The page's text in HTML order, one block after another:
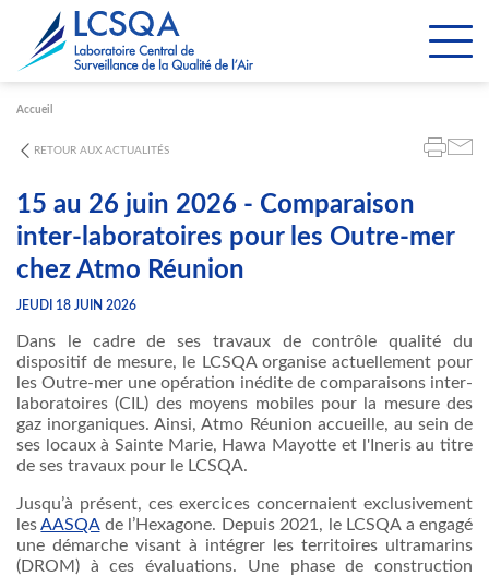
Accueil
RETOUR AUX ACTUALITÉS
15 au 26 juin 2026 - Comparaison
inter-laboratoires pour les Outre-mer
chez Atmo Réunion
JEUDI 18 JUIN 2026
Dans le cadre de ses travaux de contrôle qualité du
dispositif de mesure, le LCSQA organise actuellement pour
les Outre-mer une opération inédite de comparaisons inter-
laboratoires (CIL) des moyens mobiles pour la mesure des
gaz inorganiques. Ainsi, Atmo Réunion accueille, au sein de
ses locaux à Sainte Marie, Hawa Mayotte et l'Ineris au titre
de ses travaux pour le LCSQA.
Jusqu’à présent, ces exercices concernaient exclusivement
lesAASQAde l’Hexagone. Depuis 2021, le LCSQA a engagé
une démarche visant à intégrer les territoires ultramarins
(DROM) à ces évaluations. Une phase de construction
Paramétrer les cookies